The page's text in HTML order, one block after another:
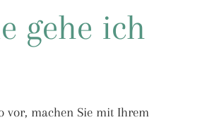
gehe ich
vor, machen Sie mit Ihrem